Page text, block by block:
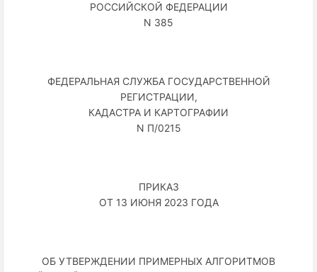
РОССИЙСКОЙ ФЕДЕРАЦИИ
N 385
ФЕДЕРАЛЬНАЯ СЛУЖБА ГОСУДАРСТВЕННОЙ
РЕГИСТРАЦИИ,
КАДАСТРА И КАРТОГРАФИИ
N П/0215
ПРИКАЗ
ОТ 13 ИЮНЯ 2023 ГОДА
ОБ УТВЕРЖДЕНИИ ПРИМЕРНЫХ АЛГОРИТМОВ